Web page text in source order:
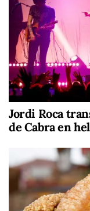
Jordi Roca
de Cabra en